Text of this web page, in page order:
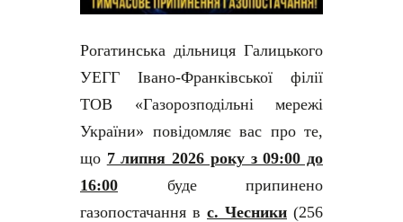
Рогатинська дільниця Галицького
УЕГГ Івано-Франківської філії
ТОВ «Газорозподільні мережі
України» повідомляє вас про те,
що 7 липня 2026 року з 09:00 до
16:00 буде припинено
газопостачання в с. Чесники (256